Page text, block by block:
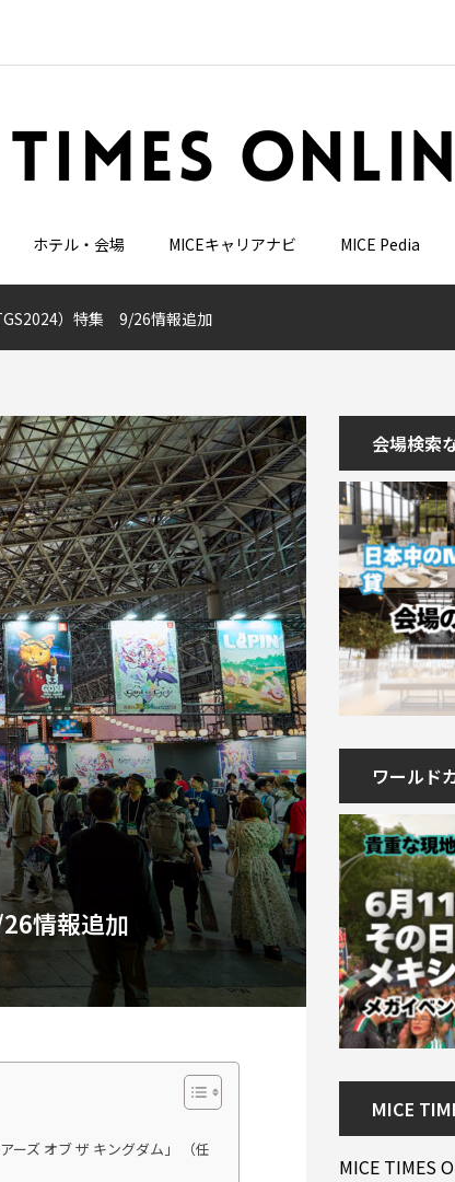
ホテル・会場 MICEキャリアナビ MICE Pedia
）特集 9/26情報追加
情報追加
ーズ オブ ザ キングダム」 （任
会場検索
ワールド
MICE
MICE TIMES